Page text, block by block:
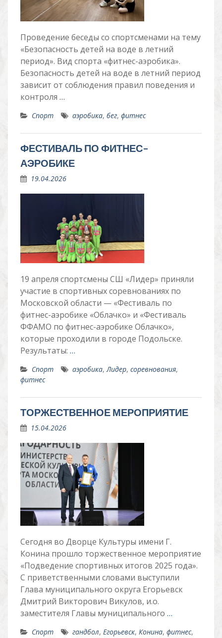
Проведение беседы со спортсменами на тему
«Безопасность детей на воде в летний
период». Вид спорта «фитнес-аэробика».
Безопасность детей на воде в летний период
зависит от соблюдения правил поведения и
контроля …
Спорт аэробика, бег, фитнес
ФЕСТИВАЛЬ ПО ФИТНЕС-
АЭРОБИКЕ
19.04.2026
19 апреля спортсмены СШ «Лидер» приняли
участие в спортивных соревнованиях по
Московской области — «Фестиваль по
фитнес-аэробике «Облачко» и «Фестиваль
ФФАМО по фитнес-аэробике Облачко»,
которые проходили в городе Подольске.
Результаты: …
Спорт аэробика,Лидер, соревнования,
фитнес
ТОРЖЕСТВЕННОЕ МЕРОПРИЯТИЕ
15.04.2026
Сегодня во Дворце Культуры имени Г.
Конина прошло торжественное мероприятие
«Подведение спортивных итогов 2025 года».
С приветственными словами выступили
Глава муниципального округа Егорьевск
Дмитрий Викторович Викулов, и.о.
заместителя Главы муниципального …
Спорт гандбол, Егорьевск, Конина, фитнес,